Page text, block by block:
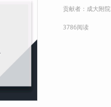
贡献者： 成大附院
3786阅读